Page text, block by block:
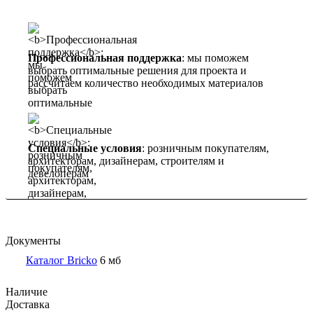
Профессиональная поддержка: мы поможем
выбрать оптимальные решения для проекта и
рассчитаем количество необходимых материалов
Специальные условия: розничным покупателям,
архитекторам, дизайнерам, строителям и
девелоперам
Документы
Каталог Bricko 6 мб
Наличие
Доставка